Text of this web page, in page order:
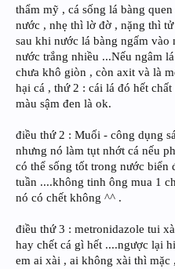
thẩm mỹ , cá sống lá bàng
nước , nhẹ thì lờ đờ , nặng thì
sau khi nước lá bàng ngấm
nước trắng nhiều ...Nếu ngâm
chưa khô giòn , còn axit và là
hại cá , thứ 2 : cái lá đó hết
màu sậm đen là ok.
điều thứ 2 : Muối - công dụng
nhưng nó làm tụt nhớt cá nếu
có thể sống tốt trong nước biển
tuần ....không tinh ông mua 1
nó có chết không ^^ .
điều thứ 3 : metronidazole tui
hay chết cá gì hết ....ngược lại
em ai xài , ai không xài thì